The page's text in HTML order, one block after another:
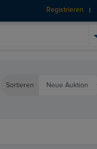
Registrieren
Sortieren